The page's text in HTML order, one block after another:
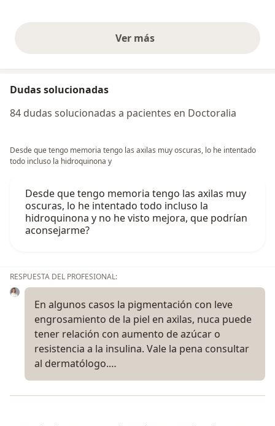
Ver másopiniones anteriores
Dudas solucionadas
84 dudas solucionadas a pacientes en Doctoralia
Desde que tengo memoria tengo las axilas muy oscuras, lo he intentado
todo incluso la hidroquinona y
Desde que tengo memoria tengo las axilas muy
oscuras, lo he intentado todo incluso la
hidroquinona y no he visto mejora, que podrían
aconsejarme?
RESPUESTA DEL PROFESIONAL:
En algunos casos la pigmentación con leve
engrosamiento de la piel en axilas, nuca puede
tener relación con aumento de azúcar o
resistencia a la insulina. Vale la pena consultar
al dermatólogo.…